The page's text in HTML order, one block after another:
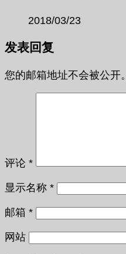
2018/03/23
发表回复
您的邮箱地址不会被公开。
评论 *
显示名称 *
邮箱 *
网站